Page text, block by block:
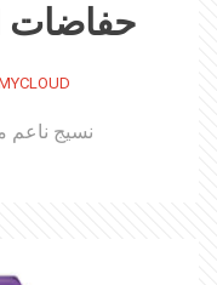
نسيج